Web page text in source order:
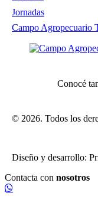
Jornadas
Campo Agropecuario
Conocé
© 2026. Todos los
Diseño y desarrollo:
Contacta con nosotros